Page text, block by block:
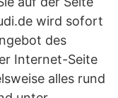
wird sofort
des
Internet-Seite
alles rund